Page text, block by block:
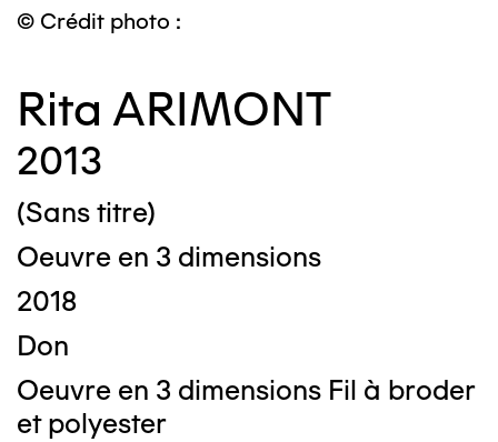
© Crédit photo :
Rita ARIMONT
2013
(Sans titre)
Oeuvre en 3 dimensions
2018
Don
Oeuvre en 3 dimensions Fil à broder
et polyester